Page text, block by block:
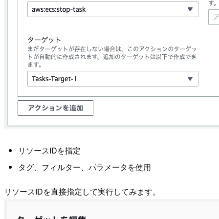
リソースIDを指定
タグ、フィルター、パラメータを使用
リソースIDを直接指定して実行してみます。